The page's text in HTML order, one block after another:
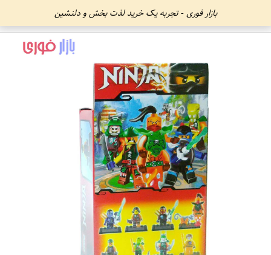
بازار فوری - تجربه یک خرید لذت بخش و دلنشین